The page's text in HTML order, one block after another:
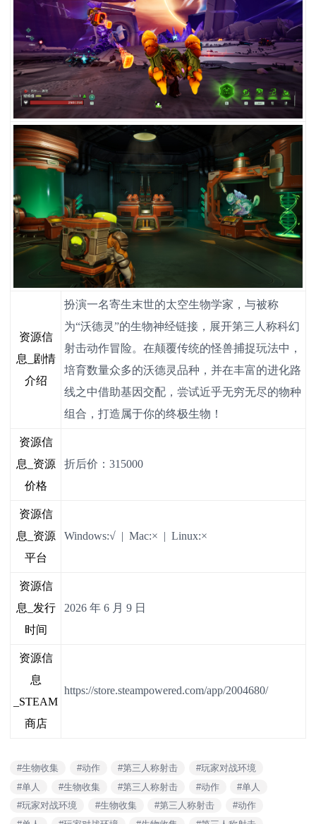
资源信
息_剧情
介绍
扮演一名寄生末世的太空生物学家，与被称
为“沃德灵”的生物神经链接，展开第三人称科幻
射击动作冒险。在颠覆传统的怪兽捕捉玩法中，
培育数量众多的沃德灵品种，并在丰富的进化路
线之中借助基因交配，尝试近乎无穷无尽的物种
组合，打造属于你的终极生物！
资源信
息_资源
价格
折后价：315000
资源信
息_资源
平台
Windows:√ | Mac:× | Linux:×
资源信
息_发行
时间
2026 年 6 月 9 日
资源信
息
_STEAM
商店
https://store.steampowered.com/app/2004680/
#生物收集 #动作 #第三人称射击
#玩家对战环境
#单人
#生物收集 #第三人称射击 #动作
#单人
#玩家对战环境
#生物收集 #第三人称射击
#动作